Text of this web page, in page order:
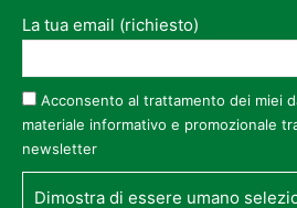
La tua email (richiesto)
Acconsento al trattamento dei miei
materiale informativo e promozionale
newsletter
Dimostra di essere umano